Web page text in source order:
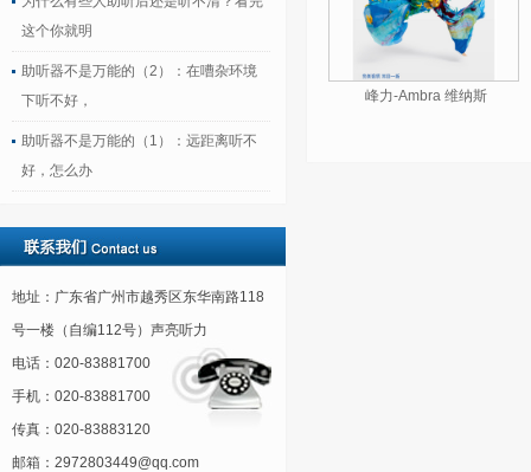
这个你就明
助听器不是万能的（2）：在嘈杂环境
下听不好，
助听器不是万能的（1）：远距离听不
好，怎么办
地址：广东省广州市越秀区东华南路118
号一楼（自编112号）声亮听力
电话：020-83881700
手机：020-83881700
传真：020-83883120
邮箱：2972803449@qq.com
峰力-Ambra 维纳斯